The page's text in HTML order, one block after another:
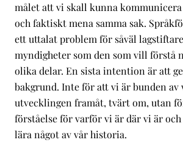
målet att vi skall kunna
och faktiskt mena samma sak.
ett uttalat problem för såväl
myndigheter som den som vill förstå
olika delar. En sista intention är att
bakgrund. Inte för att vi är bunden
utvecklingen framåt, tvärt om, utan
förståelse för varför vi är där vi är
lära något av vår historia.